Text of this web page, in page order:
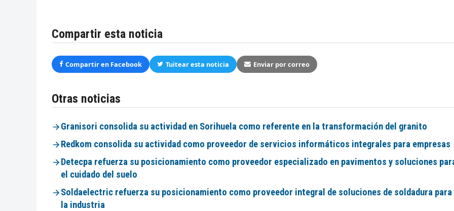
Compartir esta noticia
Compartir en Facebook Tuitear esta noticia Enviar por correo
Otras noticias
Granisori consolida su actividad en Sorihuela como referente en la transformación del granito
Redkom consolida su actividad como proveedor de servicios informáticos integrales para empresas
Detecpa refuerza su posicionamiento como proveedor especializado en pavimentos y soluciones
el cuidado del suelo
Soldaelectric refuerza su posicionamiento como proveedor integral de soluciones de soldadura para
la industria